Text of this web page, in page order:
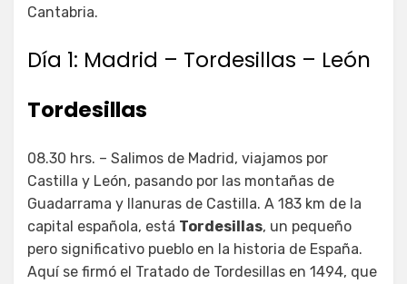
Cantabria.
Día 1: Madrid – Tordesillas – León
Tordesillas
08.30 hrs. – Salimos de Madrid, viajamos por
Castilla y León, pasando por las montañas de
Guadarrama y llanuras de Castilla. A 183 km de la
capital española, está Tordesillas, un pequeño
pero significativo pueblo en la historia de España.
Aquí se firmó el Tratado de Tordesillas en 1494, que